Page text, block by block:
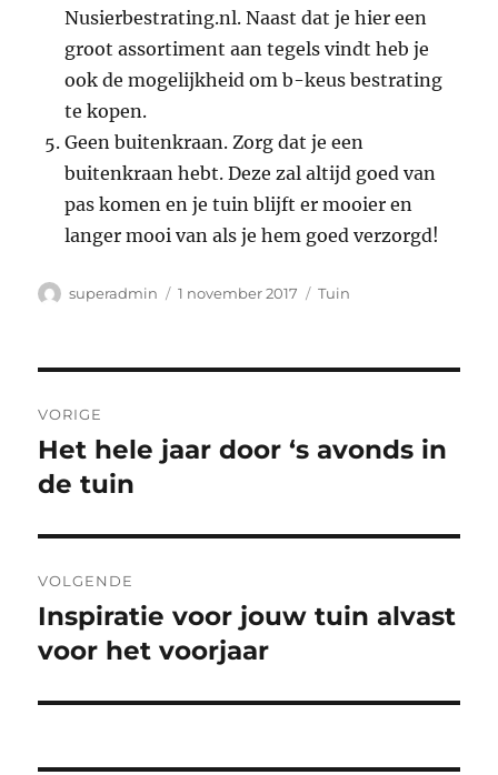
Nusierbestrating.nl. Naast dat je hier een
groot assortiment aan tegels vindt heb je
ook de mogelijkheid om b-keus bestrating
te kopen.
Geen buitenkraan. Zorg dat je een
buitenkraan hebt. Deze zal altijd goed van
pas komen en je tuin blijft er mooier en
langer mooi van als je hem goed verzorgd!
Auteur
superadmin
Geplaatst
1 november 2017 Categorieën
Tuin
navigatie
VORIGE
Vorig
bericht:
Het hele jaar door ‘s avonds in
de tuin
VOLGENDE
Volgend
bericht:
Inspiratie voor jouw tuin alvast
voor het voorjaar